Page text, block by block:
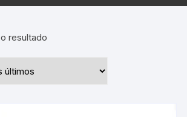
resultado